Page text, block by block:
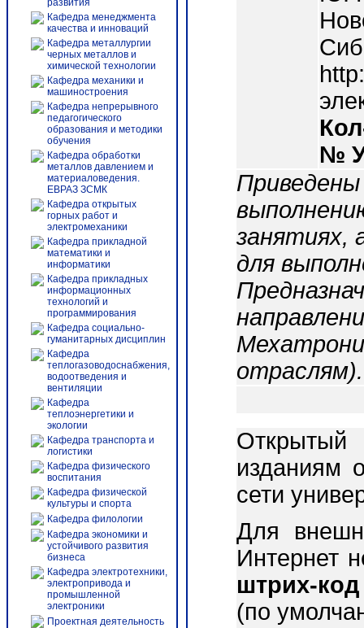
развития
Кафедра менеджмента
качества и инноваций
Кафедра металлургии
черных металлов и
химической технологии
Кафедра механики и
машиностроения
Кафедра непрерывного
педагогического
образования и методики
обучения
Кафедра обработки
металлов давлением и
материаловедения.
ЕВРАЗ ЗСМК
Кафедра открытых
горных работ и
электромеханики
Кафедра прикладной
математики и
информатики
Кафедра прикладных
информационных
технологий и
программирования
Кафедра социально-
гуманитарных дисциплин
Кафедра
теплогазоводоснабжения,
водоотведения и
вентиляции
Кафедра
теплоэнергетики и
экологии
Кафедра транспорта и
логистики
Кафедра физического
воспитания
Кафедра физической
культуры и спорта
Кафедра филологии
Кафедра экономики и
устойчивого развития
бизнеса
Кафедра электротехники,
электропривода и
промышленной
электроники
Проектная деятельность
№
занятиях,
для
отраслям).
Открытый
изданиям
сети
Для
Интернет
штрих-код
(по